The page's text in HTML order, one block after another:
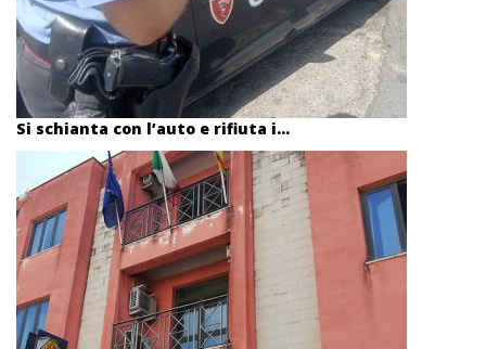
Si schianta con l’auto e rifiuta i...